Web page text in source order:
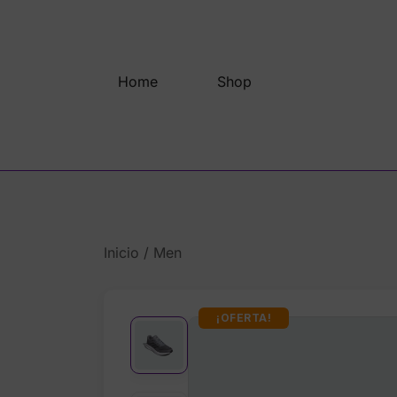
Home
Shop
Inicio / Men
¡OFERTA!